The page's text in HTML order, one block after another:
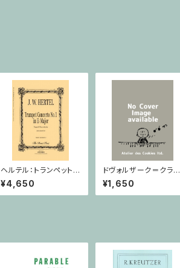
ヘルテル：トランペット協
奏曲第1番 変ホ長調/
トランペット・ピアノ
¥4,650
ドヴォルザーク＝クライ
スラー：スラヴ幻想曲 ロ
短調 from Op.55-4,
Op.75 / ヴァイオリン
¥1,650